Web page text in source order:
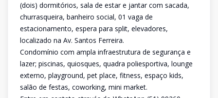
(dois) dormitórios, sala de estar e jantar com sacada,
churrasqueira, banheiro social, 01 vaga de
estacionamento, espera para split, elevadores,
localizado na Av. Santos Ferreira.
Condomínio com ampla infraestrutura de segurança e
lazer; piscinas, quiosques, quadra poliesportiva, lounge
externo, playground, pet place, fitness, espaço kids,
salão de festas, coworking, mini market.